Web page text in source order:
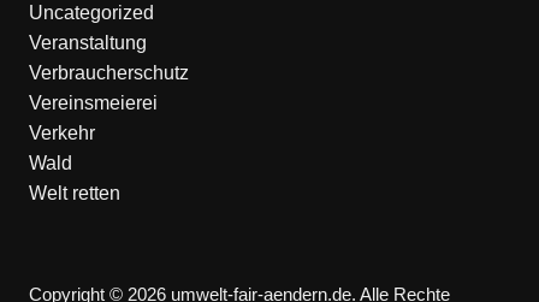
Uncategorized
Veranstaltung
Verbraucherschutz
Vereinsmeierei
Verkehr
Wald
Welt retten
Copyright © 2026 umwelt-fair-aendern.de. Alle Rechte